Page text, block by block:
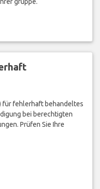
für fehlerhaft behandeltes
bei berechtigten
Prüfen Sie Ihre